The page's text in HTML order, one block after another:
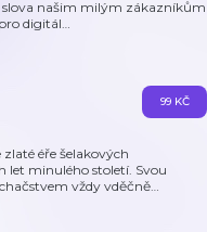
našim milým zákazníkům
digitál…
éře šelakových
let minulého století. Svou
vždy vděčně…
99 KČ